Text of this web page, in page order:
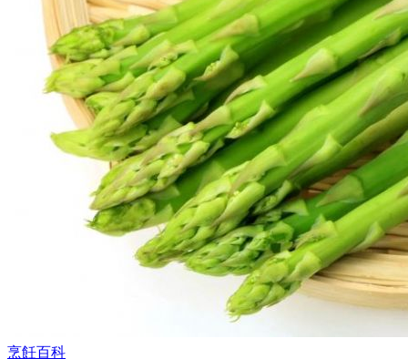
烹飪百科